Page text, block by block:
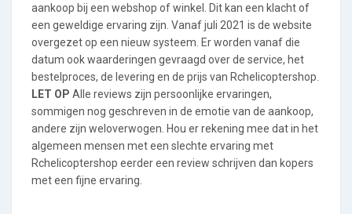
aankoop bij een webshop of winkel. Dit kan een klacht of
een geweldige ervaring zijn. Vanaf juli 2021 is de website
overgezet op een nieuw systeem. Er worden vanaf die
datum ook waarderingen gevraagd over de service, het
bestelproces, de levering en de prijs van Rchelicoptershop.
LET OP Alle reviews zijn persoonlijke ervaringen,
sommigen nog geschreven in de emotie van de aankoop,
andere zijn weloverwogen. Hou er rekening mee dat in het
algemeen mensen met een slechte ervaring met
Rchelicoptershop eerder een review schrijven dan kopers
met een fijne ervaring.